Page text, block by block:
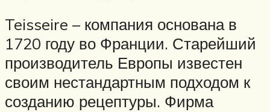
Teisseire – компания основана в
1720 году во Франции. Старейший
производитель Европы известен
своим нестандартным подходом к
созданию рецептуры. Фирма